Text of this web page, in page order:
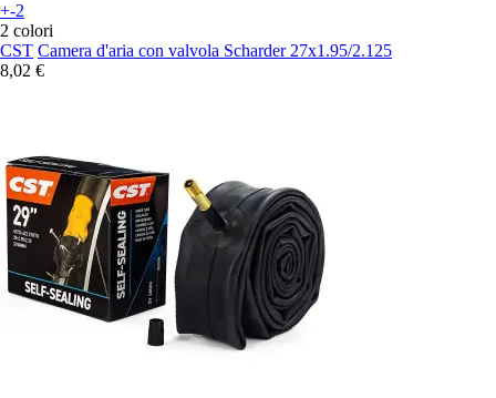
+-2
2 colori
CST Camera d'aria con valvola Scharder 27x1.95/2.125
8,02 €